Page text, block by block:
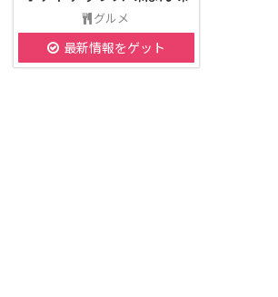
グルメ
最新情報をゲット